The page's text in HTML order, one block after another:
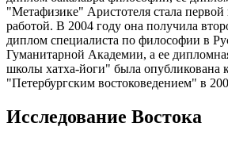
"Метафизике" Аристотеля стала первой
работой. В 2004 году она получила
диплом специалиста по философии в
Гуманитарной Академии, а ее
школы хатха-йоги" была опубликована
"Петербургским востоковедением" в
Исследование Востока